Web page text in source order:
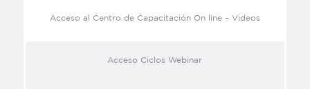
Acceso al Centro de Capacitación On line – Videos
Acceso Ciclos Webinar